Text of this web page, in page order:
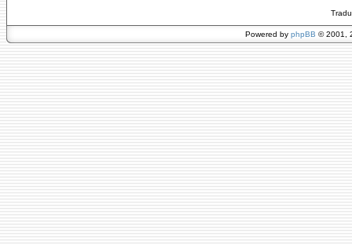
Powered by phpBB © 2001,